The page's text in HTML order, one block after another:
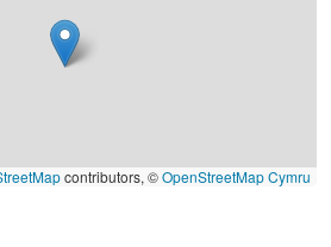
contributors, ©OpenStreetMap Cymru